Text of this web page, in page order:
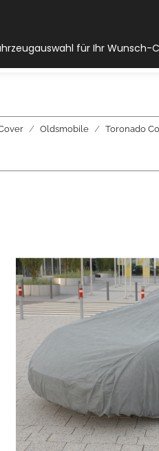
für Ihr Wunsch-
Oldsmobile Toronado